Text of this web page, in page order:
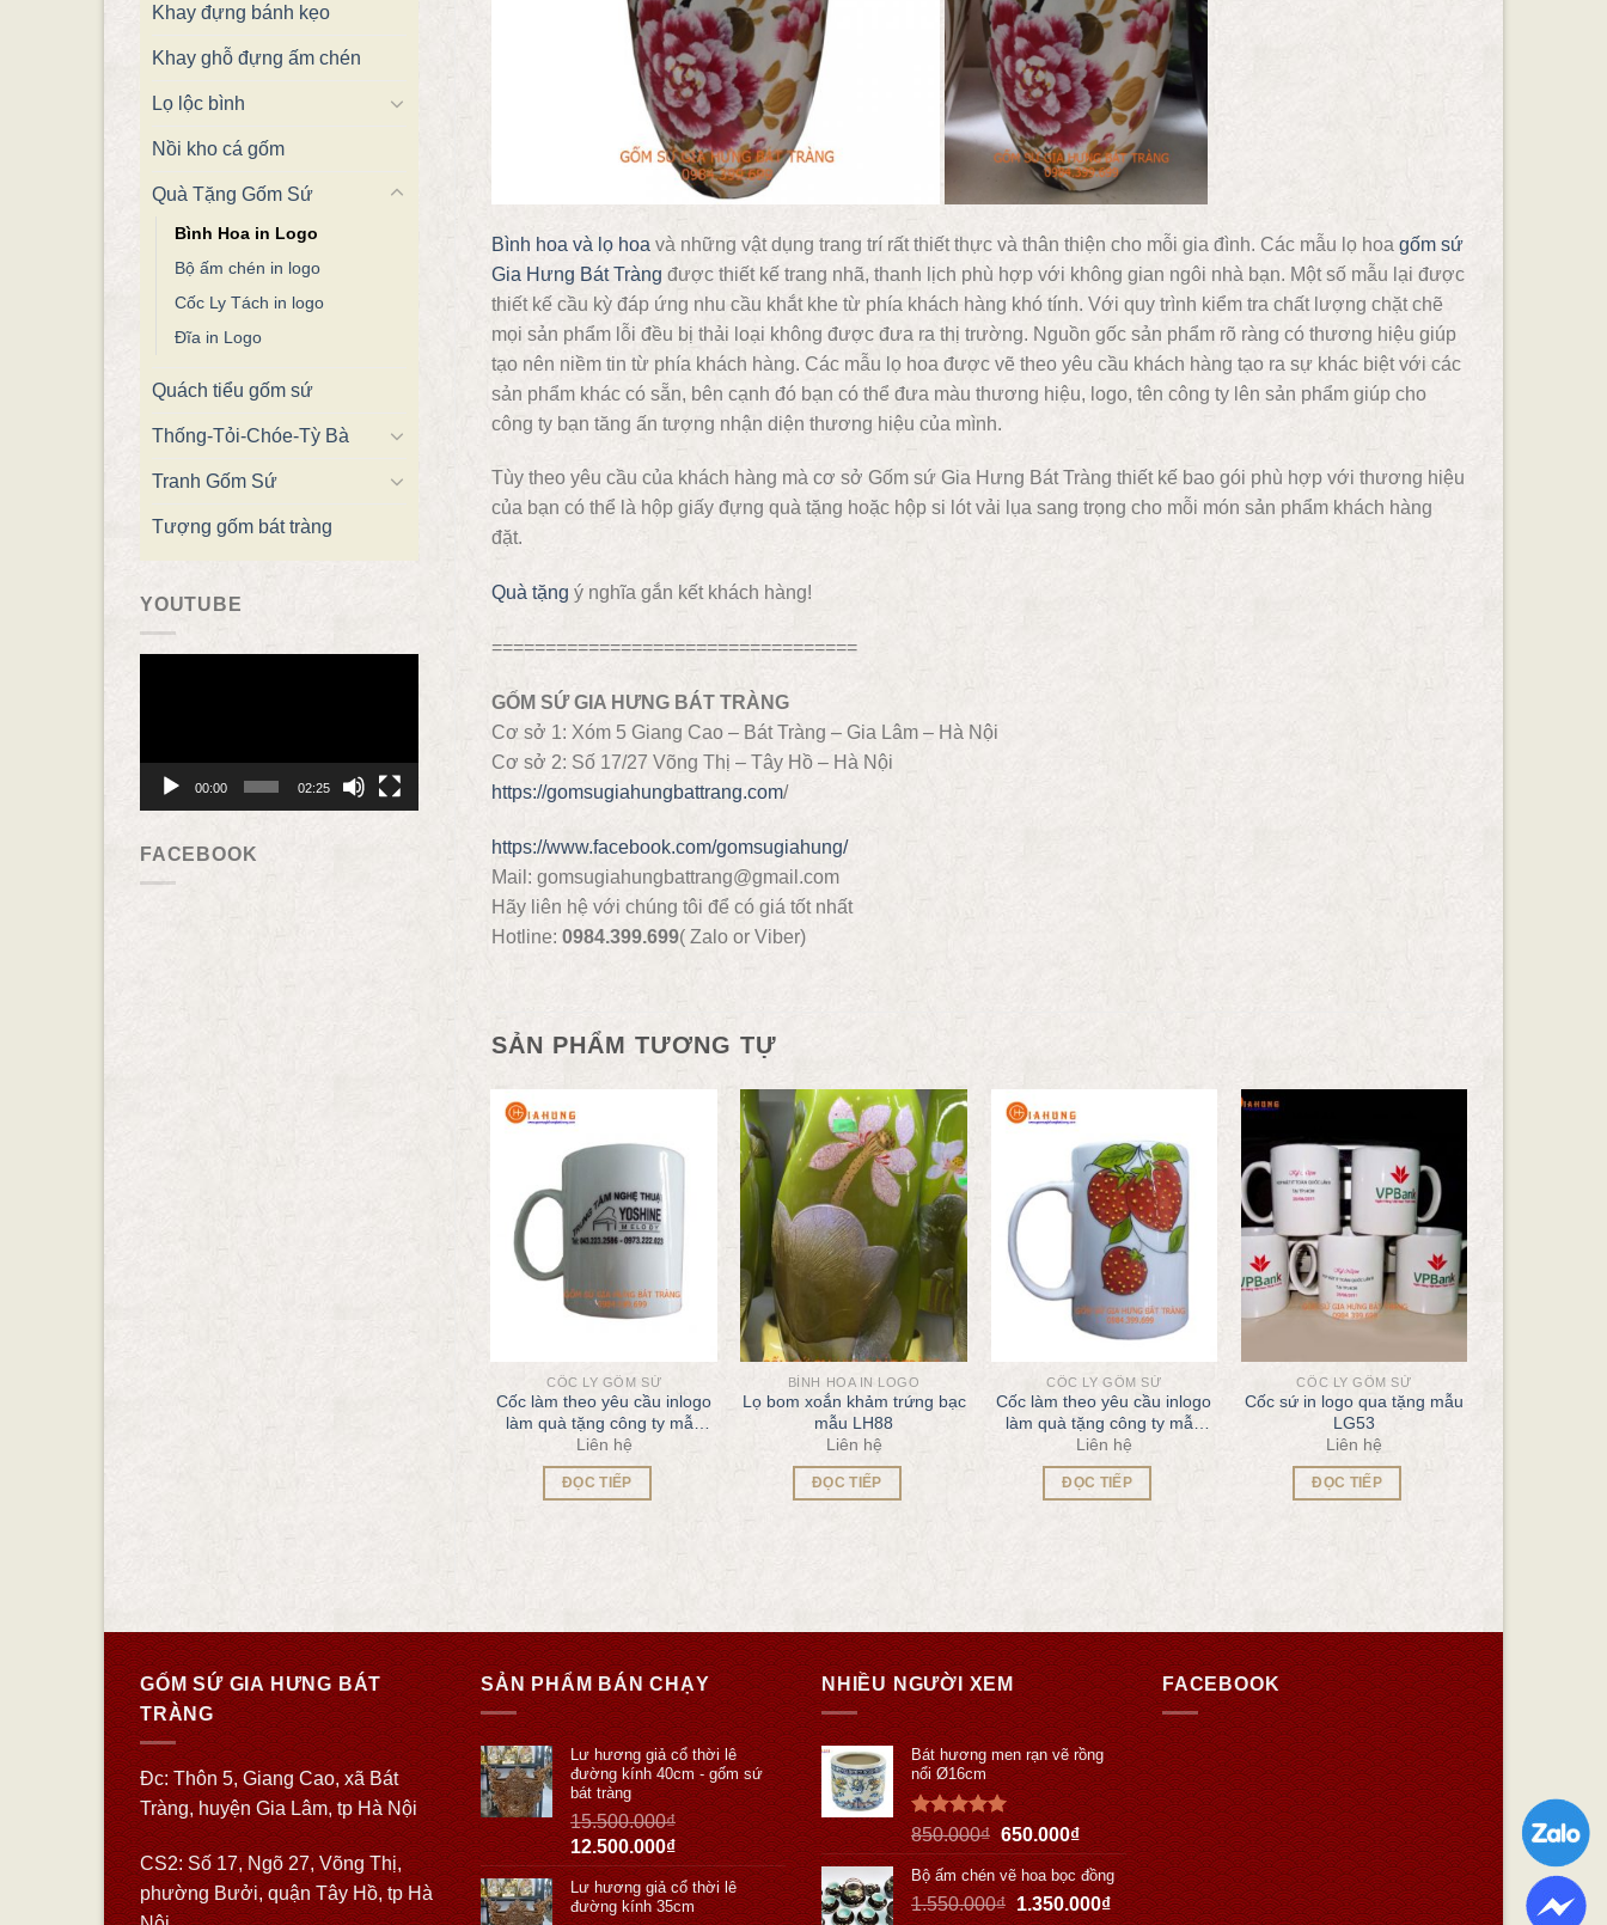
Khay đựng bánh kẹo
Khay ghỗ đựng ấm chén
Lọ lộc bình
Nồi kho cá gốm
Quà Tặng Gốm Sứ
Bình Hoa in Logo
Bộ ấm chén in logo
Cốc Ly Tách in logo
Đĩa in Logo
Quách tiểu gốm sứ
Thống-Tỏi-Chóe-Tỳ Bà
Tranh Gốm Sứ
Tượng gốm bát tràng
YOUTUBE
00:00 02:25
FACEBOOK
Bình hoa và lọ hoa và những vật dụng trang trí rất thiết thực và thân thiện cho mỗi gia đình. Các mẫu lọ hoa gốm sứ
Gia Hưng Bát Tràng được thiết kế trang nhã, thanh lịch phù hợp với không gian ngôi nhà bạn. Một số mẫu lại được
thiết kế cầu kỳ đáp ứng nhu cầu khắt khe từ phía khách hàng khó tính. Với quy trình kiểm tra chất lượng chặt chẽ
mọi sản phẩm lỗi đều bị thải loại không được đưa ra thị trường. Nguồn gốc sản phẩm rõ ràng có thương hiệu giúp
tạo nên niềm tin từ phía khách hàng. Các mẫu lọ hoa được vẽ theo yêu cầu khách hàng tạo ra sự khác biệt với các
sản phẩm khác có sẵn, bên cạnh đó bạn có thể đưa màu thương hiệu, logo, tên công ty lên sản phẩm giúp cho
công ty bạn tăng ấn tượng nhận diện thương hiệu của mình.
Tùy theo yêu cầu của khách hàng mà cơ sở Gốm sứ Gia Hưng Bát Tràng thiết kế bao gói phù hợp với thương hiệu
của bạn có thể là hộp giấy đựng quà tặng hoặc hộp si lót vải lụa sang trọng cho mỗi món sản phẩm khách hàng
đặt.
Quà tặng ý nghĩa gắn kết khách hàng!
==================================
GỐM SỨ GIA HƯNG BÁT TRÀNG
Cơ sở 1: Xóm 5 Giang Cao – Bát Tràng – Gia Lâm – Hà Nội
Cơ sở 2: Số 17/27 Võng Thị – Tây Hồ – Hà Nội
https://gomsugiahungbattrang.com/
https://www.facebook.com/gomsugiahung/
Mail: gomsugiahungbattrang@gmail.com
Hãy liên hệ với chúng tôi để có giá tốt nhất
Hotline: 0984.399.699( Zalo or Viber)
SẢN PHẨM TƯƠNG TỰ
CỐC LY GỐM SỨ
Cốc làm theo yêu cầu inlogo
làm quà tặng công ty mẫu
QT63
Liên hệ
ĐỌC TIẾP
BÌNH HOA IN LOGO
Lọ bom xoắn khảm trứng bạc
mẫu LH88
Liên hệ
ĐỌC TIẾP
CỐC LY GỐM SỨ
Cốc làm theo yêu cầu inlogo
làm quà tặng công ty mẫu
QT62
Liên hệ
ĐỌC TIẾP
CỐC LY GỐM SỨ
Cốc sứ in logo qua tặng mẫu
LG53
Liên hệ
ĐỌC TIẾP
GỐM SỨ GIA HƯNG BÁT
TRÀNG
Đc: Thôn 5, Giang Cao, xã Bát
Tràng, huyện Gia Lâm, tp Hà Nội
CS2: Số 17, Ngõ 27, Võng Thị,
phường Bưởi, quận Tây Hồ, tp Hà
SẢN PHẨM BÁN CHẠY
Lư hương giả cổ thời lê
đường kính 40cm - gốm sứ
bát tràng
15.500.000₫
12.500.000₫
Lư hương giả cổ thời lê
đường kính 35cm
NHIỀU NGƯỜI XEM
Bát hương men rạn vẽ rồng
nổi Ø16cm
Được xếp
hạng5.00
5 sao
850.000₫ 650.000₫
Bộ ấm chén vẽ hoa bọc đồng
1.550.000₫ 1.350.000₫
FACEBOOK